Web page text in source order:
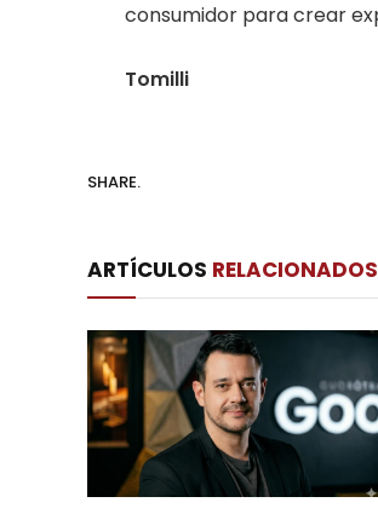
consumidor para crear
Tomilli
SHARE.
ARTÍCULOS RELACIONADOS